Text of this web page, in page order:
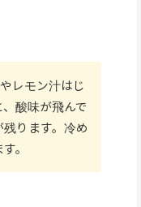
レモン汁はじ
酸味が飛んで
ります。冷め
。